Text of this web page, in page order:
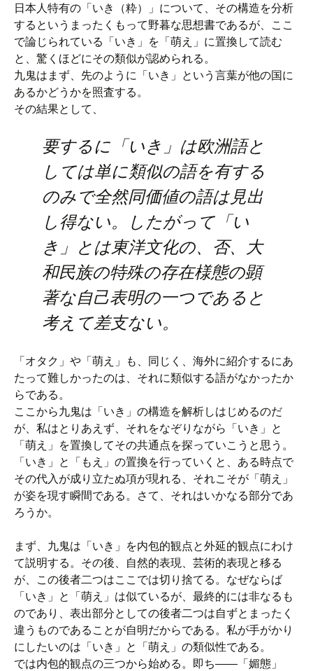
日本人特有の「いき（粋）」について、その構造を分析
するというまったくもって野暮な思想書であるが、ここ
で論じられている「いき」を「萌え」に置換して読む
と、驚くほどにその類似が認められる。
九鬼はまず、先のように「いき」という言葉が他の国に
あるかどうかを照査する。
その結果として、
要するに「いき」は欧洲語と
しては単に類似の語を有する
のみで全然同価値の語は見出
し得ない。したがって「い
き」とは東洋文化の、否、大
和民族の特殊の存在様態の顕
著な自己表明の一つであると
考えて差支ない。
「オタク」や「萌え」も、同じく、海外に紹介するにあ
たって難しかったのは、それに類似する語がなかったか
らである。
ここから九鬼は「いき」の構造を解析しはじめるのだ
が、私はとりあえず、それをなぞりながら「いき」と
「萌え」を置換してその共通点を探っていこうと思う。
「いき」と「もえ」の置換を行っていくと、ある時点で
その代入が成り立たぬ項が現れる、それこそが「萌え」
が姿を現す瞬間である。さて、それはいかなる部分であ
ろうか。
まず、九鬼は「いき」を内包的観点と外延的観点にわけ
て説明する。その後、自然的表現、芸術的表現と移る
が、この後者二つはここでは切り捨てる。なぜならば
「いき」と「萌え」は似ているが、最終的には非なるも
のであり、表出部分としての後者二つは自ずとまったく
違うものであることが自明だからである。私が手がかり
にしたいのは「いき」と「萌え」の類似性である。
では内包的観点の三つから始める。即ち――「媚態」